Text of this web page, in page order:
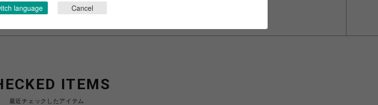
は こちら
ITEMS
最近チェックしたアイテム
language Cancel